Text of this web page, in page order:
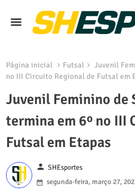
Página inicial Futsal
Juvenil
no III Circuito Regional de Futsal em
Juvenil Feminino de
termina em 6º no III
Futsal em Etapas
person SHEsportes
segunda-feira, março 27,